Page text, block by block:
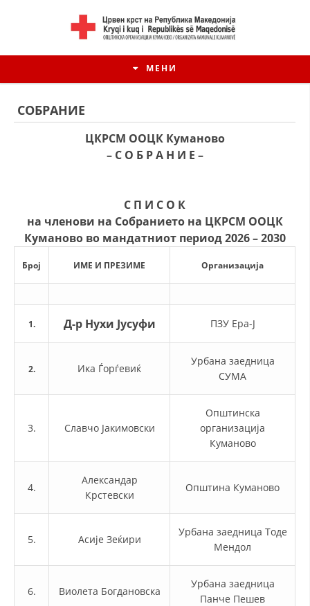
МЕНИ
ИСТОРИЈАТ НА ДВИЖЕЊЕТО
ОРГАНИЗАЦИЈА КУМАНОВО
СТАТУТ НА ЦКРМ
РАКОВОДЕН ОДБОР
СТРУКТУРА И ОРГАНИЗАЦИОНА ПОСТАВЕНОСТ
СОБРАНИЕ
ЦКРСМ ООЦК Куманово
– С О Б Р А Н И Е –
С П И С О К
на членови на Собранието на ЦКРСМ ООЦК
Куманово во мандатниот период 2026 – 2030
Број ИМЕ И ПРЕЗИМЕ Организација
1. Д-р Нухи Јусуфи ПЗУ Ера-Ј
2. Ика Ѓорѓевиќ
Урбана заедница
СУМА
3. Славчо Јакимовски
Општинска
организација
Куманово
4.
Александар
Крстевски
Општина Куманово
5. Асије Зеќири
Урбана заедница Тоде
Мендол
6. Виолета Богдановска
Урбана заедница
Панче Пешев